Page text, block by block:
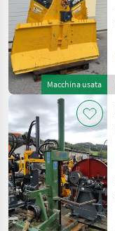
Macchina usata